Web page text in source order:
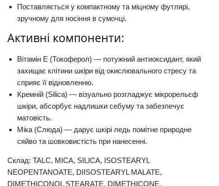
Поставляється у компактному та міцному футлярі,
зручному для носіння в сумочці.
Активні компоненти:
Вітамін Е (Токоферол) — потужний антиоксидант, який
захищає клітини шкіри від окислювального стресу та
сприяє її відновленню.
Кремній (Silica) — візуально розгладжує мікрорельєф
шкіри, абсорбує надлишки себуму та забезпечує
матовість.
Міка (Слюда) — дарує шкірі ледь помітне природне
сяйво та шовковистість при нанесенні.
Склад: TALC, MICA, SILICA, ISOSTEARYL
NEOPENTANOATE, DIISOSTEARYL MALATE,
DIMETHICONOL STEARATE, DIMETHICONE,